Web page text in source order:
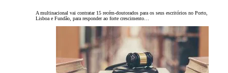
A multinacional vai contratar 15 recém-doutorados para os seus escritórios no Porto,
Lisboa e Fundão, para responder ao forte crescimento…